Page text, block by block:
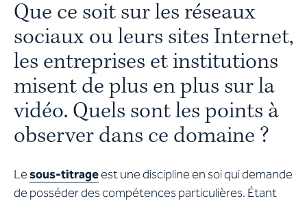
Que ce soit sur les réseaux
sociaux ou leurs sites Internet,
les entreprises et institutions
misent de plus en plus sur la
vidéo. Quels sont les points à
observer dans ce domaine ?
Lesous-titrageest une discipline en soi qui demande
de posséder des compétences particulières. Étant